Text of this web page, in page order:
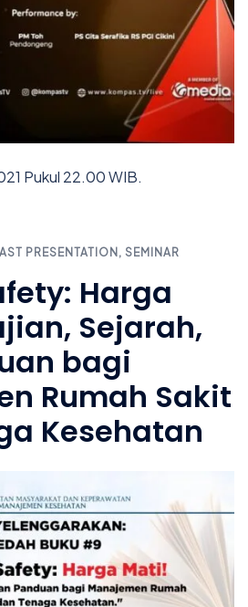
Pukul 22.00 WIB.
PRESENTATION , SEMINAR
Harga
Sejarah,
bagi
Rumah Sakit
Kesehatan